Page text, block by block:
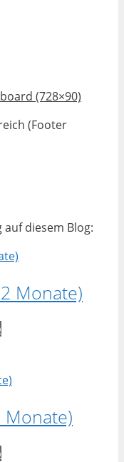
(728×90)
(Footer
diesem Blog:
Monate)
Monate)